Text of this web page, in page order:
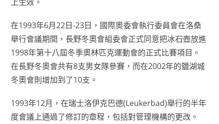
在1993年6月22日-23日，國際奧委會執行委員會在洛桑
舉行會議期間，長野冬奧會組委會正式同意把冰石壺放進
1998年第十八屆冬季奧林匹克運動會的正式比賽項目。
在長野冬奧會共有8支男女隊參賽，而在2002年的鹽湖城
冬奧會則增加到了10支。
1993年12月，在瑞士洛伊克巴德(Leukerbad)舉行的半年
度會議上通過了修訂的章程，包括對管理機構的更改。